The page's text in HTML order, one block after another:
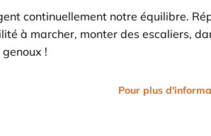
continuellement notre équilibre.
à marcher, monter des escaliers,
!
Pour plus